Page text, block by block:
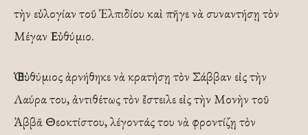
τὴν εὐλογίαν τοῦ Ἐλπιδίου καὶ πῆγε νὰ συναντήσῃ τὸν
Μέγαν Εὐθύμιο.
Ὁ Εὐθύμιος ἀρνήθηκε νὰ κρατήσῃ τὸν Σάββαν εἰς τὴν
Λαύρα του, ἀντιθέτως τὸν ἔστειλε εἰς τὴν Μονὴν τοῦ
Ἀββᾶ Θεοκτίστου, λέγοντάς του νὰ φροντίζῃ τὸν